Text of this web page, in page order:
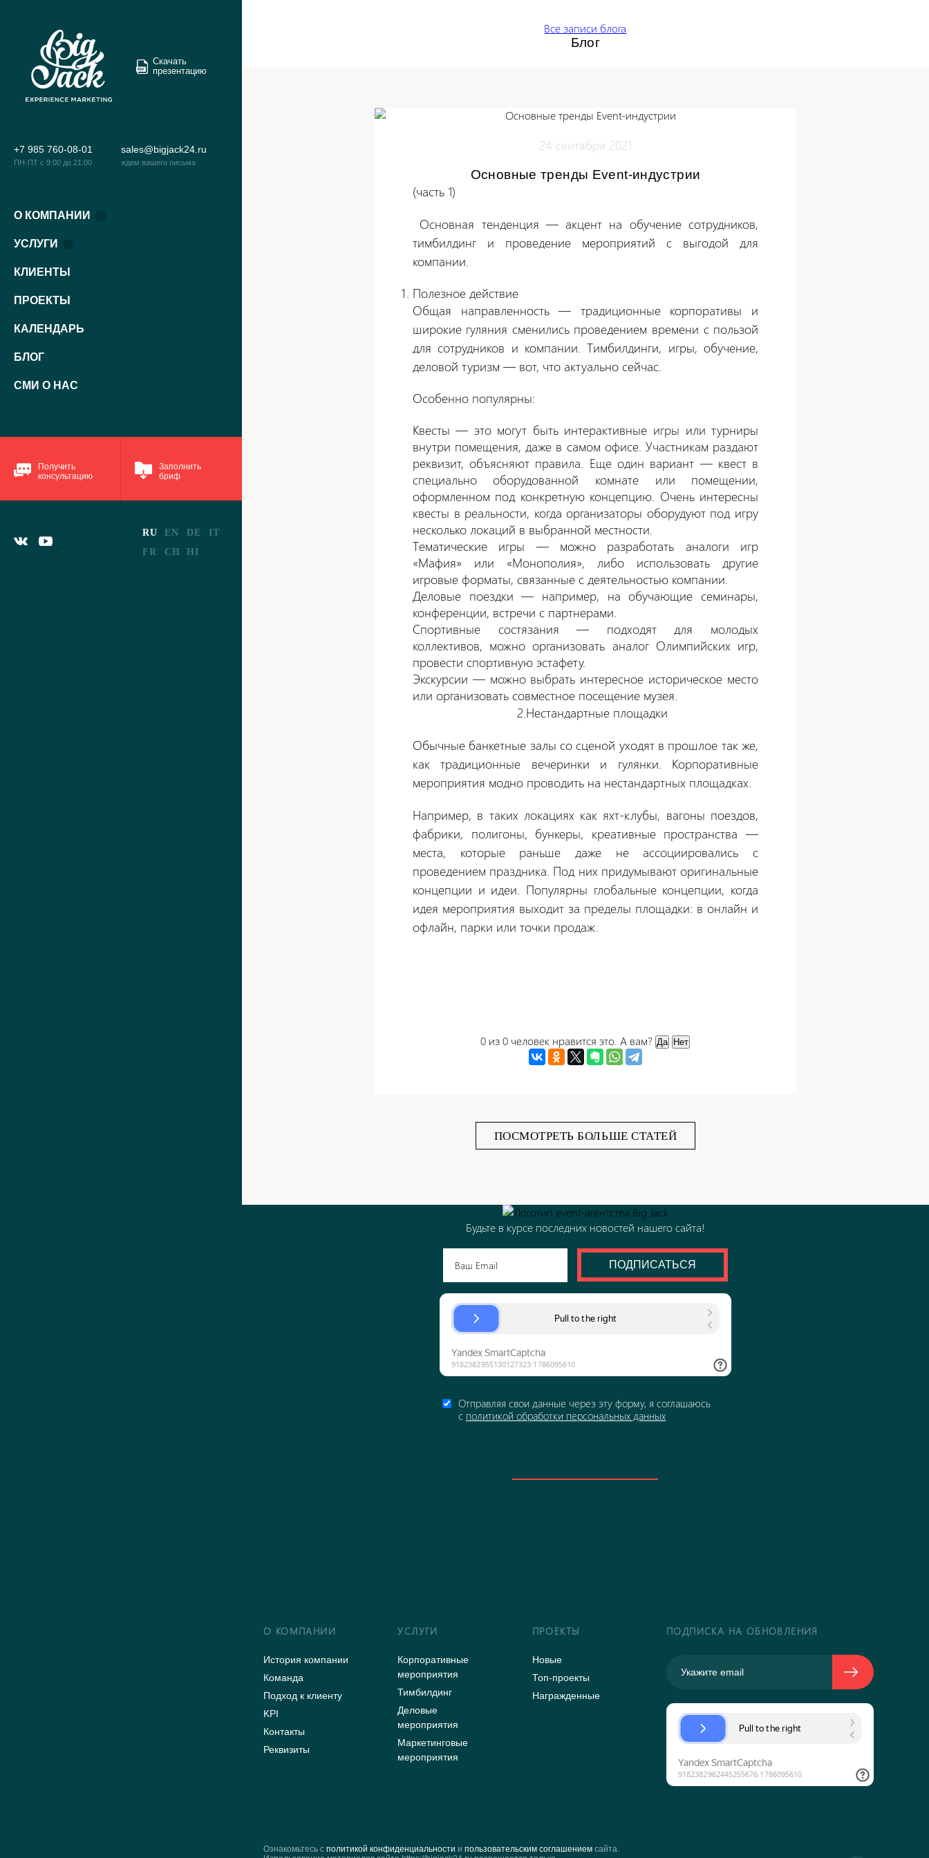
Скачать
презентацию
+7 985 760-08-01
ПН-ПТ c 9:00 до 21:00
sales@bigjack24.ru
ждем вашего письма
О КОМПАНИИ
УСЛУГИ
КЛИЕНТЫ
ПРОЕКТЫ
КАЛЕНДАРЬ
БЛОГ
СМИ О НАС
Получить
консультацию
Заполнить
бриф
RU EN DE
IT
FR
CH HI
Все записи блога
Блог
24 сентября 2021
Основные тренды Event-индустрии
(часть 1)
Основная тенденция — акцент на обучение сотрудников,
тимбилдинг и проведение мероприятий с выгодой для
компании.
Полезное действие
Общая направленность — традиционные корпоративы и
широкие гуляния сменились проведением времени с пользой
для сотрудников и компании. Тимбилдинги, игры, обучение,
деловой туризм — вот, что актуально сейчас.
Особенно популярны:
Квесты — это могут быть интерактивные игры или турниры
внутри помещения, даже в самом офисе. Участникам раздают
реквизит, объясняют правила. Еще один вариант — квест в
специально оборудованной комнате или помещении,
оформленном под конкретную концепцию. Очень интересны
квесты в реальности, когда организаторы оборудуют под игру
несколько локаций в выбранной местности.
Тематические игры — можно разработать аналоги игр
«Мафия» или «Монополия», либо использовать другие
игровые форматы, связанные с деятельностью компании.
Деловые поездки — например, на обучающие семинары,
конференции, встречи с партнерами.
Спортивные состязания — подходят для молодых
коллективов, можно организовать аналог Олимпийских игр,
провести спортивную эстафету.
Экскурсии — можно выбрать интересное историческое место
или организовать совместное посещение музея.
2.Нестандартные площадки
Обычные банкетные залы со сценой уходят в прошлое так же,
как традиционные вечеринки и гулянки. Корпоративные
мероприятия модно проводить на нестандартных площадках.
Например, в таких локациях как яхт-клубы, вагоны поездов,
фабрики, полигоны, бункеры, креативные пространства —
места, которые раньше даже не ассоциировались с
проведением праздника. Под них придумывают оригинальные
концепции и идеи. Популярны глобальные концепции, когда
идея мероприятия выходит за пределы площадки: в онлайн и
офлайн, парки или точки продаж.
0 из 0 человек нравится это.А вам? Да Нет
ПОСМОТРЕТЬ БОЛЬШЕ СТАТЕЙ
Будьте в курсе последних новостей нашего сайта!
ПОДПИСАТЬСЯ
Отправляя свои данные через эту форму, я соглашаюсь
с политикой обработки персональных данных
О КОМПАНИИ
История компании
Команда
Подход к клиенту
KPI
Контакты
Реквизиты
УСЛУГИ
Корпоративные
мероприятия
Тимбилдинг
Деловые
мероприятия
Маркетинговые
мероприятия
ПРОЕКТЫ
Новые
Топ-проекты
Награжденные
ПОДПИСКА НА ОБНОВЛЕНИЯ
Ознакомьтесь сполитикой конфиденциальности ипользовательским соглашением сайта.